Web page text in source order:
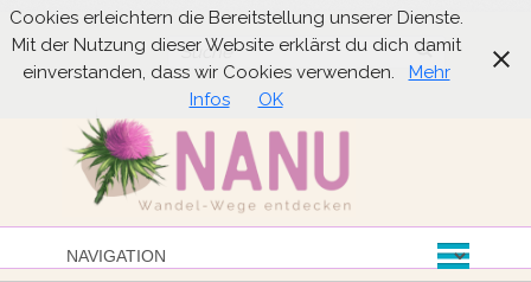
Suche
Cookies erleichtern die Bereitstellung unserer Dienste.
Mit der Nutzung dieser Website erklärst du dich damit
einverstanden, dass wir Cookies verwenden.
Mehr
Infos
OK